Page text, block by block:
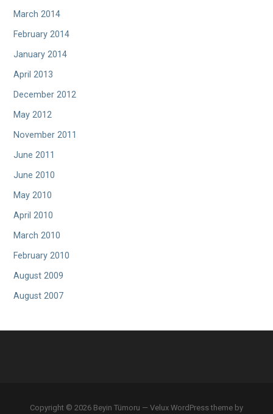
March 2014
February 2014
January 2014
April 2013
December 2012
May 2012
November 2011
June 2011
June 2010
May 2010
April 2010
March 2010
February 2010
August 2009
August 2007
Copyright © 2026 Beyin Tümoru — Velux WordPress theme by